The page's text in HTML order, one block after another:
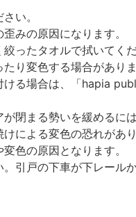
い。
みの原因になります。
ったタオルで拭いてくだ
り変色する場合があり
る場合は、「hapia
閉まる勢いを緩めるに
による変色の恐れがあ
色の原因となります。
引戸の下車が下レール